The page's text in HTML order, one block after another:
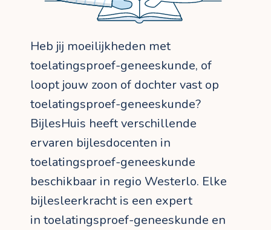
Heb jij moeilijkheden met
toelatingsproef-geneeskunde, of
loopt jouw zoon of dochter vast op
toelatingsproef-geneeskunde?
BijlesHuis heeft verschillende
ervaren bijlesdocenten in
toelatingsproef-geneeskunde
beschikbaar in regio Westerlo. Elke
bijlesleerkracht is een expert
in toelatingsproef-geneeskunde en